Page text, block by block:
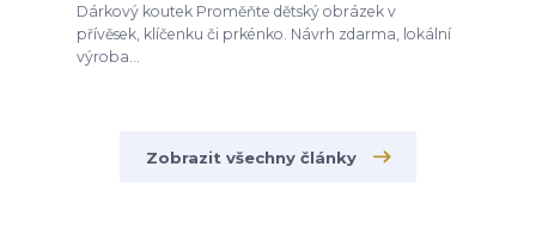
Dárkový koutek Proměňte dětský obrázek v
přívěsek, klíčenku či prkénko. Návrh zdarma, lokální
výroba...
Zobrazit všechny články